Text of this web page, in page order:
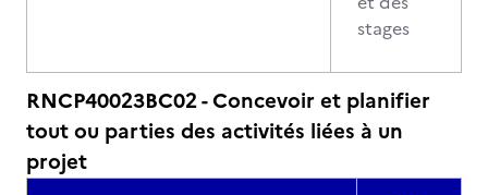
stages
RNCP40023BC02 - Concevoir et planifier
tout ou parties des activités liées à un
projet